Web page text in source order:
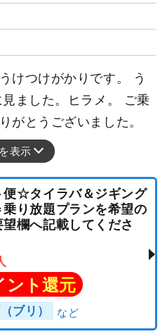
けつけがかりです。 う
ました。ヒラメ。 ご乗
がとうございました。
表示
☆タイラバ＆ジギング
り放題プランを希望の
欄へ記載してくださ
ント還元
ブリ）